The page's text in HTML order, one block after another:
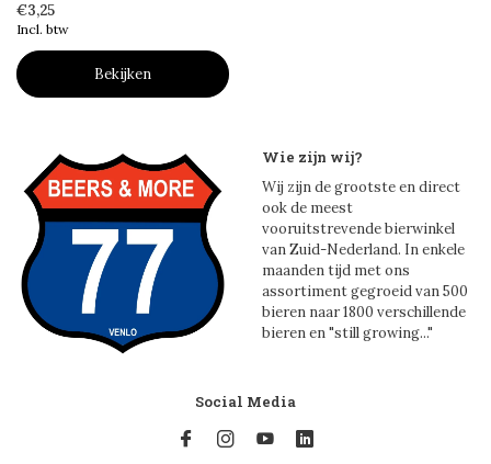
€3,25
Incl. btw
Bekijken
Wie zijn wij?
Wij zijn de grootste en direct
ook de meest
vooruitstrevende bierwinkel
van Zuid-Nederland. In enkele
maanden tijd met ons
assortiment gegroeid van 500
bieren naar 1800 verschillende
bieren en "still growing..."
Social Media